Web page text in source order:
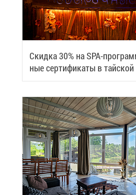
Скид­ка 30% на SPA-
ные сер­ти­фи­ка­ты в тай­ской
Samui